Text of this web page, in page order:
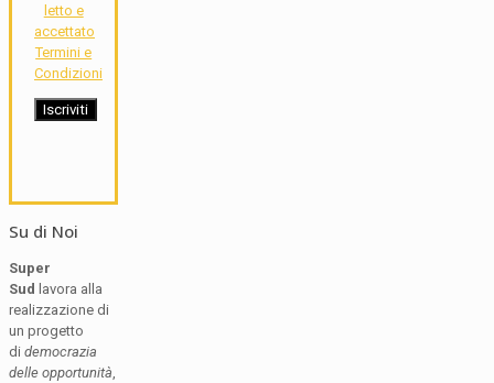
letto e
accettato
Termini e
Condizioni
Su di Noi
Super
Sud lavora alla
realizzazione di
un progetto
di democrazia
delle opportunità